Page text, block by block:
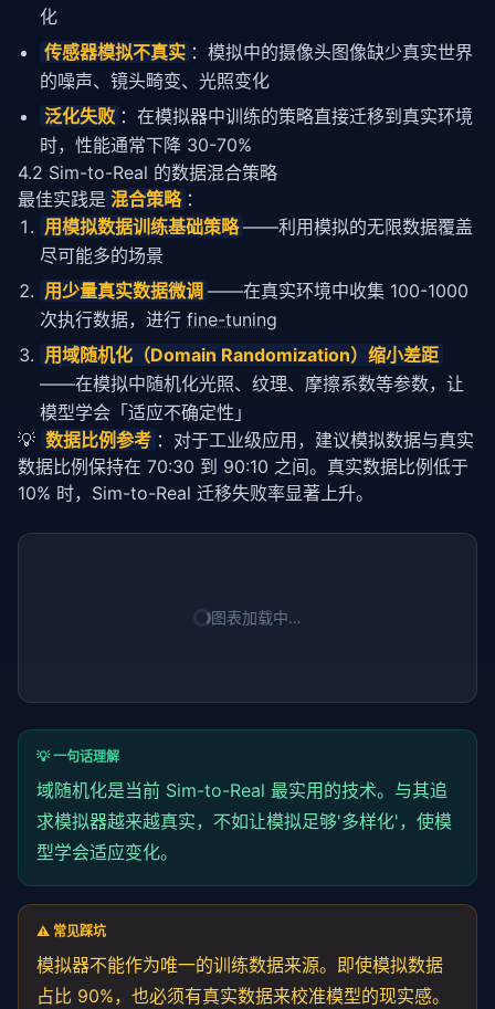
化
传感器模拟不真实 ：模拟中的摄像头图像缺少真实世界
的噪声、镜头畸变、光照变化
泛化失败 ：在模拟器中训练的策略直接迁移到真实环境
时，性能通常下降 30-70%
4.2 Sim-to-Real 的数据混合策略
最佳实践是 混合策略 ：
用模拟数据训练基础策略 ——利用模拟的无限数据覆盖
尽可能多的场景
用少量真实数据微调 ——在真实环境中收集 100-1000
次执行数据，进行 fine-tuning
用域随机化（Domain Randomization）缩小差距
——在模拟中随机化光照、纹理、摩擦系数等参数，让
模型学会「适应不确定性」
💡 数据比例参考 ：对于工业级应用，建议模拟数据与真实
数据比例保持在 70:30 到 90:10 之间。真实数据比例低于
10% 时，Sim-to-Real 迁移失败率显著上升。
图表加载中…
💡 一句话理解
域随机化是当前 Sim-to-Real 最实用的技术。与其追
求模拟器越来越真实，不如让模拟足够'多样化'，使模
型学会适应变化。
⚠️ 常见踩坑
模拟器不能作为唯一的训练数据来源。即使模拟数据
占比 90%，也必须有真实数据来校准模型的现实感。